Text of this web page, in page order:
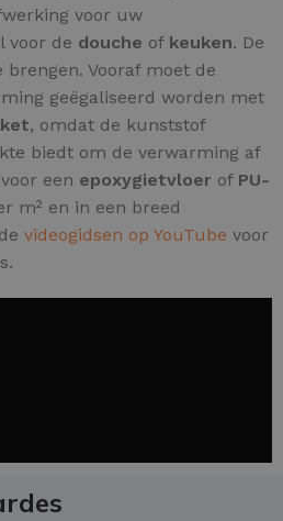
voor uw
voor de douche of keuken. De
Vooraf moet de
geëgaliseerd worden met
, omdat de kunststof
biedt om de verwarming af
een epoxygietvloer of PU-
m² en in een breed
videogidsen op YouTube voor